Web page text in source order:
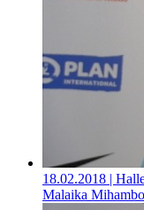
18.02.2018 |
Malaika